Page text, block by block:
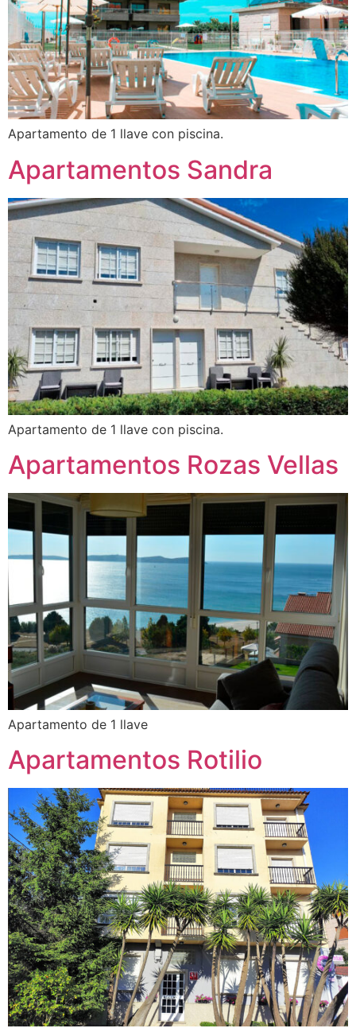
Apartamento de 1 llave con piscina.
Apartamentos Sandra
Apartamento de 1 llave con piscina.
Apartamentos Rozas Vellas
Apartamento de 1 llave
Apartamentos Rotilio